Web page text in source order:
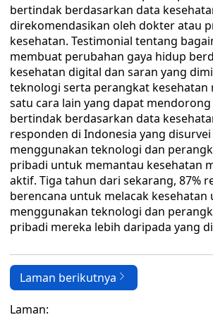
bertindak berdasarkan data
direkomendasikan oleh dokter atau
kesehatan. Testimonial tentang
membuat perubahan gaya hidup
kesehatan digital dan saran yang
teknologi serta perangkat kesehatan
satu cara lain yang dapat
bertindak berdasarkan data
responden di Indonesia yang
menggunakan teknologi dan
pribadi untuk memantau kesehatan
aktif. Tiga tahun dari sekarang, 87%
berencana untuk melacak kesehatan
menggunakan teknologi dan
pribadi mereka lebih daripada yang
Laman berikutnya
Laman: